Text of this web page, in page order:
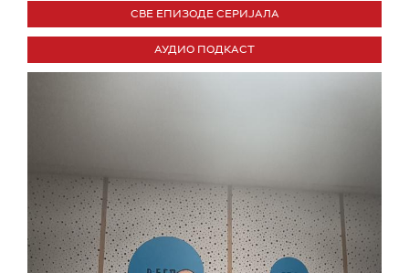
СВЕ ЕПИЗОДЕ СЕРИЈАЛА
АУДИО ПОДКАСТ